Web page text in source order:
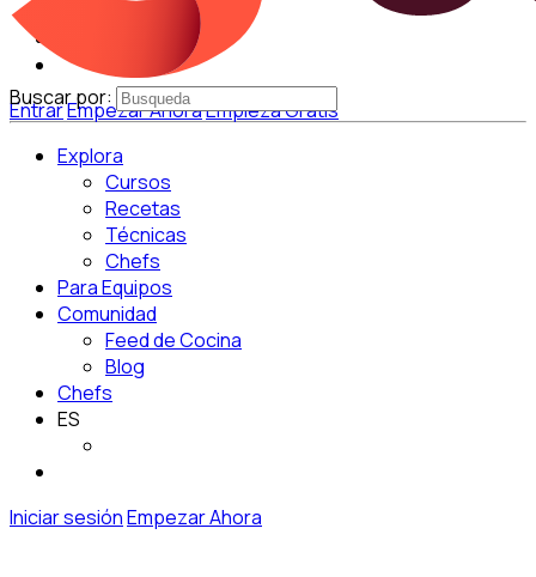
EntrarEmpezar AhoraEmpieza Gratis
Buscar por:
Explora
Cursos
Recetas
Técnicas
Chefs
Para Equipos
Comunidad
Feed de Cocina
Blog
Chefs
ES
Iniciar sesiónEmpezar Ahora